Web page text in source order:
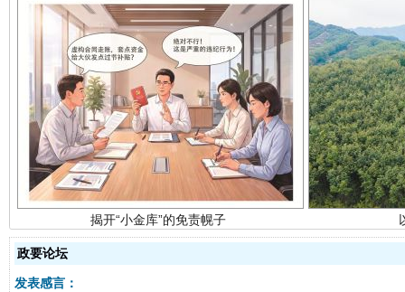
揭开“小金库”的免责幌子
政要论坛
发表感言：